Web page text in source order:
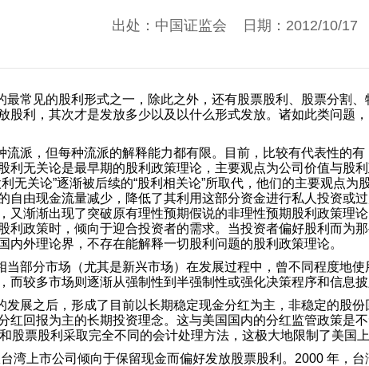
出处：中国证监会 日期：2012/10/17
常见的股利形式之一，除此之外，还有股票股利、股票分割
股利，其次才是发放多少以及以什么形式发放。诸如此类问题
派，但每种流派的解释能力都有限。目前，比较有代表性的
利无关论是最早期的股利政策理论，主要观点为公司价值与股
无关论”逐渐被后续的“股利相关论”所取代，他们的主要观点
自由现金流量减少，降低了其利用这部分资金进行私人投资或
又渐渐出现了突破原有理性预期假说的非理性预期股利政策理
利政策时，倾向于迎合投资者的需求。当投资者偏好股利而为
外理论界，不存在能解释一切股利问题的股利政策理论。
部分市场（尤其是新兴市场）在发展过程中，曾不同程度地
而较多市场则逐渐从强制性到半强制性或强化决策程序和信息披
发展之后，形成了目前以长期稳定现金分红为主，非稳定的股
红回报为主的长期投资理念。这与美国国内的分红监管政策是
股票股利采取完全不同的会计处理方法，这极大地限制了美国
湾上市公司倾向于保留现金而偏好发放股票股利。2000 年，